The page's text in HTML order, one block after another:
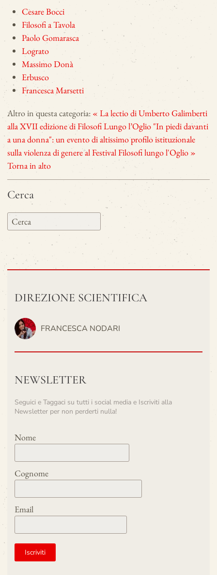
Cesare Bocci
Filosofi a Tavola
Paolo Gomarasca
Lograto
Massimo Donà
Erbusco
Francesca Marsetti
Altro in questa categoria: « La lectio di Umberto Galimberti
alla XVII edizione di Filosofi Lungo l’Oglio "In piedi davanti
a una donna": un evento di altissimo profilo istituzionale
sulla violenza di genere al Festival Filosofi lungo l'Oglio »
Torna in alto
Cerca
DIREZIONE SCIENTIFICA
FRANCESCA NODARI
NEWSLETTER
Seguici e Taggaci su tutti i social media e Iscriviti alla
Newsletter per non perderti nulla!
Nome
Cognome
Email